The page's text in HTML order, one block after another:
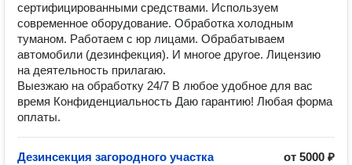
сертифицированными средствами. Используем
современное оборудование. Обработка холодным
туманом. Работаем с юр лицами. Обрабатываем
автомобили (дезинфекция). И многое другое. Лицензию
на деятельность прилагаю.
Выезжаю на обработку 24/7 В любое удобное для вас
время Конфиденциальность Даю гарантию! Любая форма
оплаты.
Дезинсекция загородного участка
от 5000 ₽